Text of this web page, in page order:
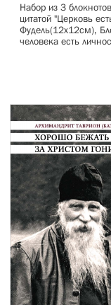
Набор из 3
цитатой "Церковь
Фудель(12х12см),
человека есть